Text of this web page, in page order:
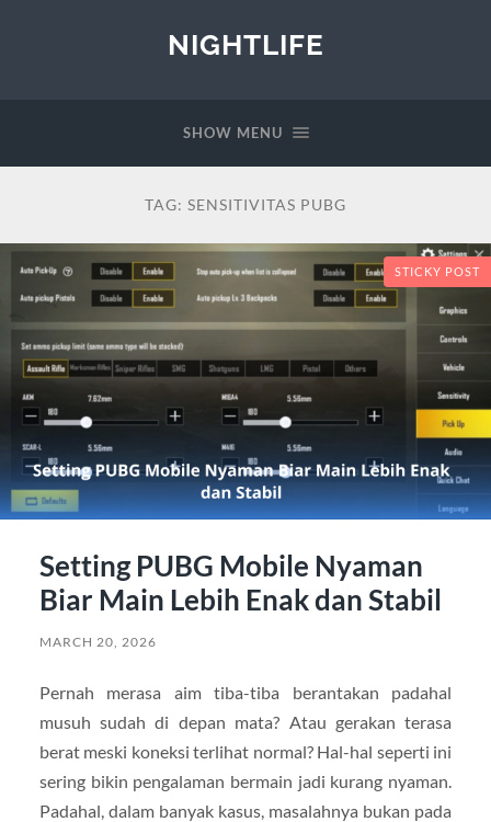
NIGHTLIFE
SHOW MENU
TAG: SENSITIVITAS PUBG
STICKY POST
Setting PUBG Mobile Nyaman
Biar Main Lebih Enak dan Stabil
MARCH 20, 2026
Pernah merasa aim tiba-tiba berantakan padahal
musuh sudah di depan mata? Atau gerakan terasa
berat meski koneksi terlihat normal? Hal-hal seperti ini
sering bikin pengalaman bermain jadi kurang nyaman.
Padahal, dalam banyak kasus, masalahnya bukan pada